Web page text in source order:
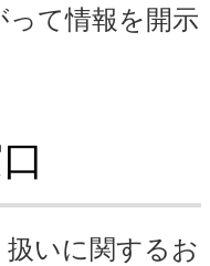
て情報を開示
いに関するお